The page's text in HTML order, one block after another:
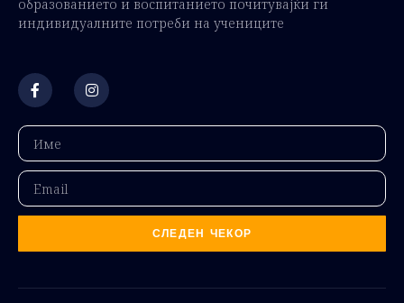
образованието и воспитанието почитувајќи ги
индивидуалните потреби на учениците
СЛЕДЕН ЧЕКОР